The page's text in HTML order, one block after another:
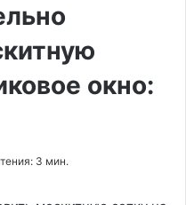
окно:
3 мин.